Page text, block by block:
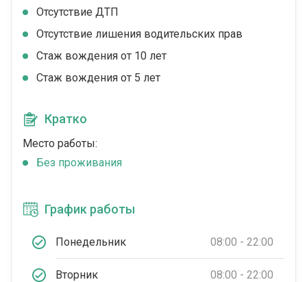
Отсутствие ДТП
Отсутствие лишения водительских прав
Стаж вождения от 10 лет
Стаж вождения от 5 лет
Кратко
Место работы:
Без проживания
График работы
Понедельник 08:00 - 22:00
Вторник 08:00 - 22:00